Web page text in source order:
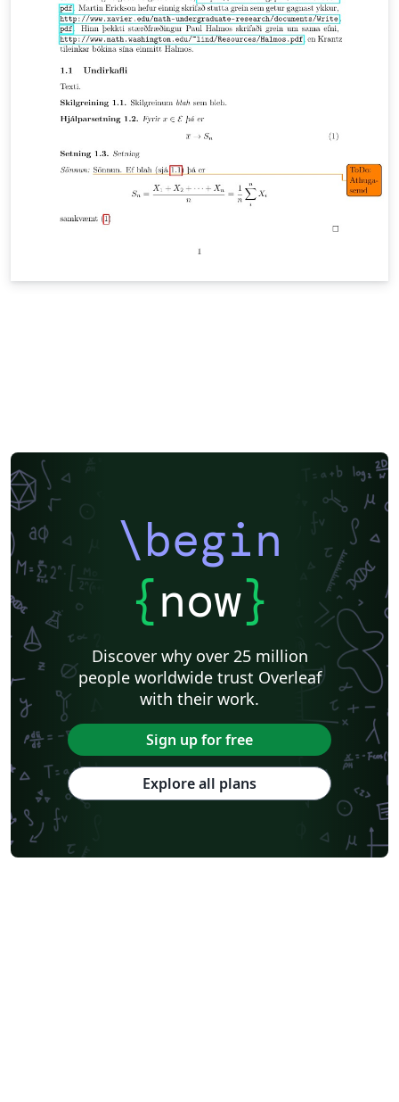
\begin
{now}
Discover why over 25 million
people worldwide trust Overleaf
with their work.
Sign up for free
Explore all plans